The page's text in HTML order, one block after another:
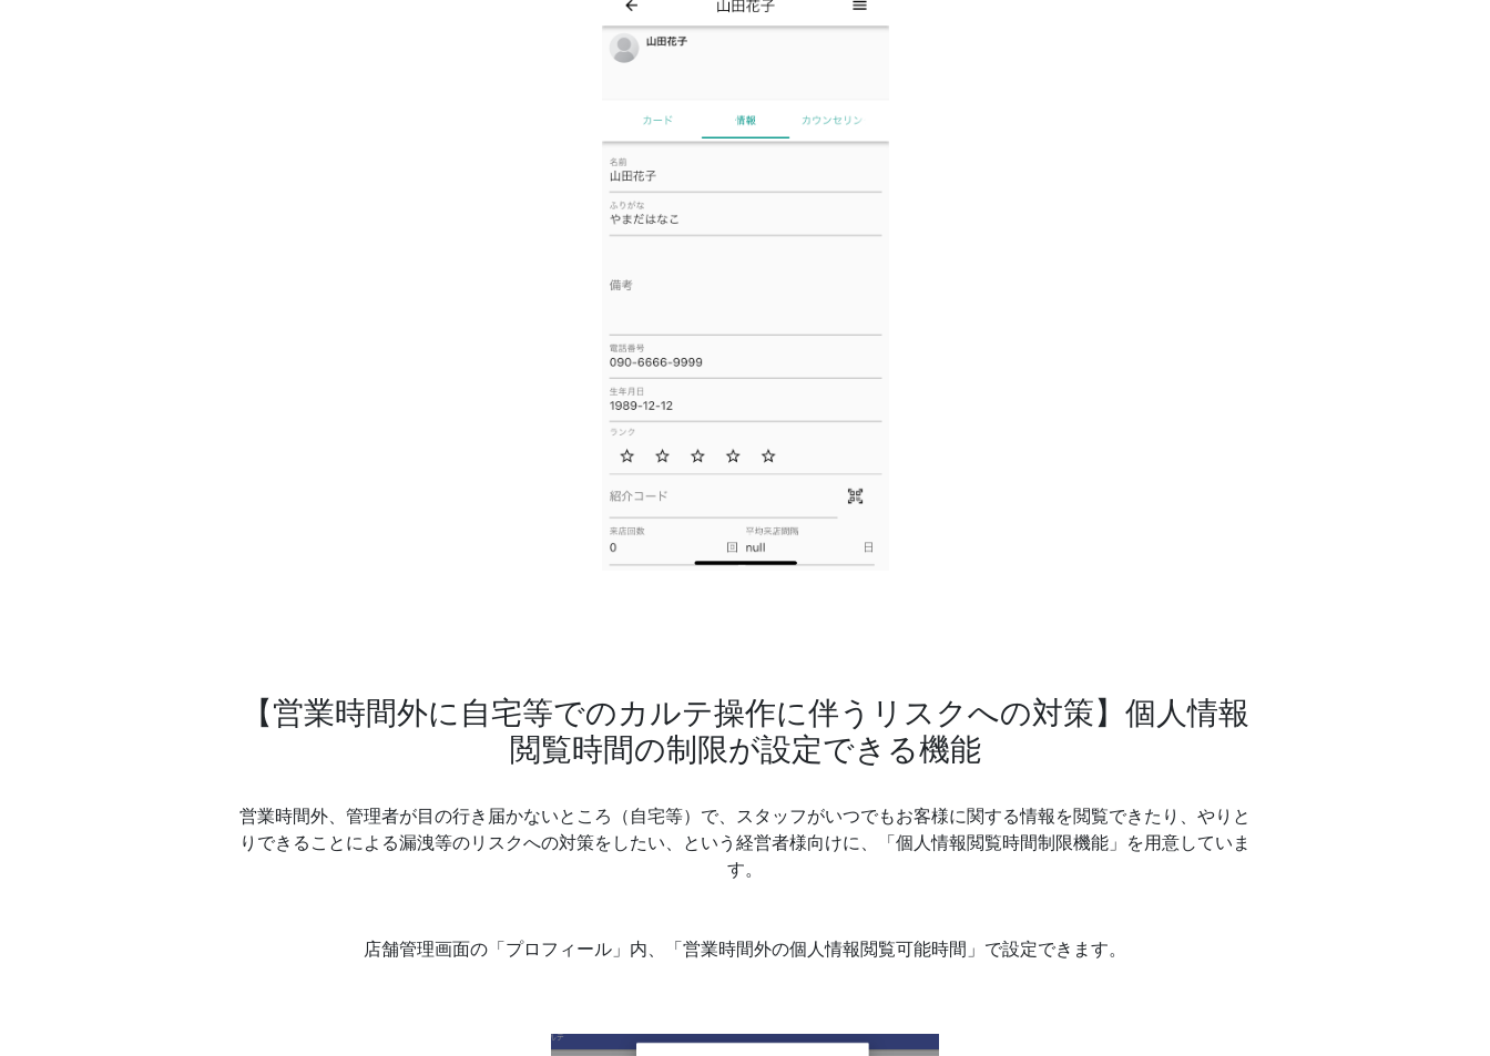
【営業時間外に自宅等でのカルテ操作に伴うリスクへの対策】個人情報
閲覧時間の制限が設定できる機能
営業時間外、管理者が目の行き届かないところ（自宅等）で、スタッフがいつでもお客様に関する情報を閲覧できたり、やりと
りできることによる漏洩等のリスクへの対策をしたい、という経営者様向けに、「個人情報閲覧時間制限機能」を用意していま
す。
店舗管理画面の「プロフィール」内、「営業時間外の個人情報閲覧可能時間」で設定できます。